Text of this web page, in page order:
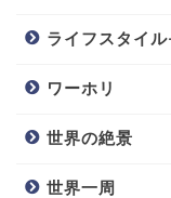
ライフスタイ
ワーホリ
世界の絶景
世界一周